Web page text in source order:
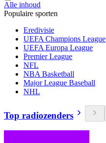
Alle inhoud
Populaire sporten
Eredivisie
UEFA Champions League
UEFA Europa League
Premier League
NFL
NBA Basketball
Major League Baseball
NHL
Top radiozenders